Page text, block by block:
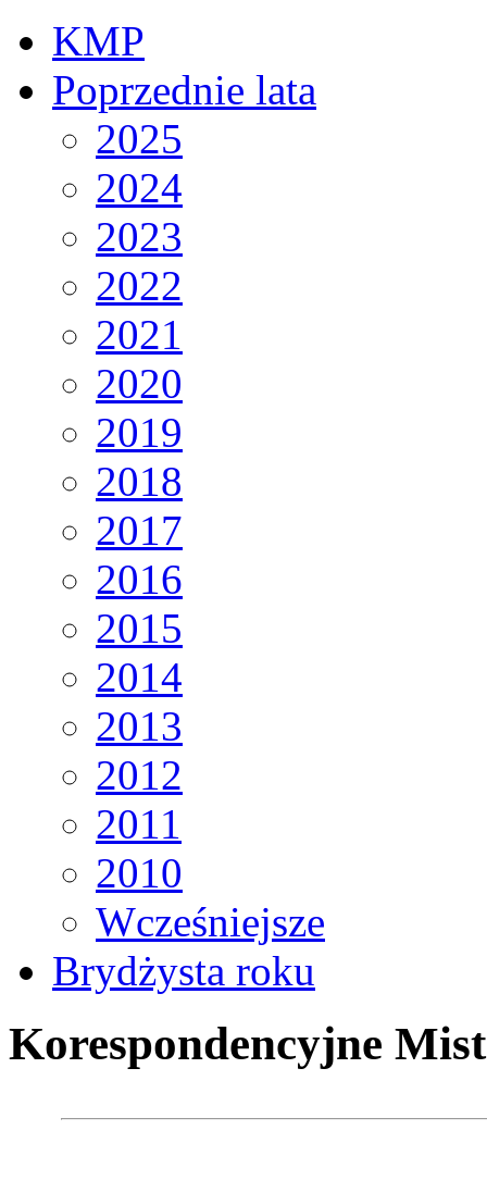
KMP
Poprzednie lata
2025
2024
2023
2022
2021
2020
2019
2018
2017
2016
2015
2014
2013
2012
2011
2010
Wcześniejsze
Brydżysta roku
Korespondencyjne